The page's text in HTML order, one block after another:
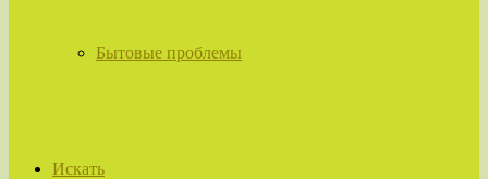
Бытовые проблемы
Искать